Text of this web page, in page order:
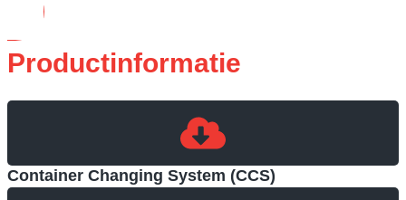
Productinformatie
Container Changing System (CCS)